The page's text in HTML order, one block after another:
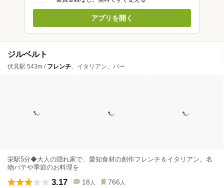
アプリを開く
ジルベルト
伏見駅 543m / フレンチ、イタリアン、バー
栄駅5分◆大人の隠れ家で、愛知食材の創作フレンチ＆イタリアン。名
物パテや季節のお料理を
3.17 18 人 766 人